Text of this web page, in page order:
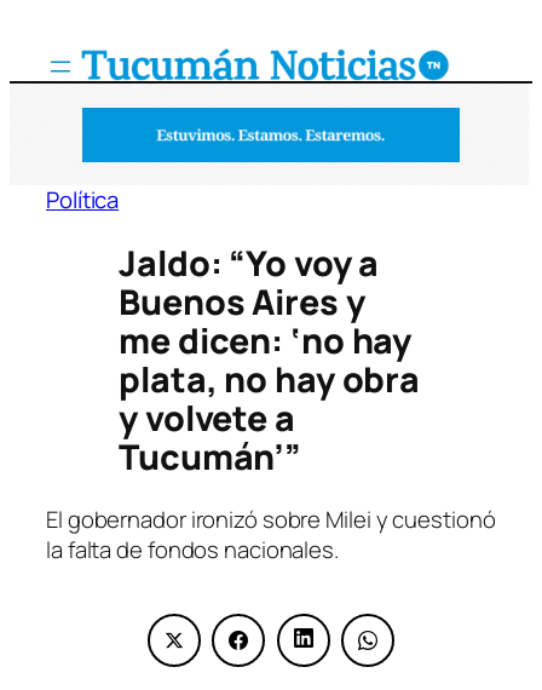
Política
Jaldo: “Yo voy a
Buenos Aires y
me dicen: ‘no hay
plata, no hay obra
y volvete a
Tucumán’”
El gobernador ironizó sobre Milei y cuestionó
la falta de fondos nacionales.